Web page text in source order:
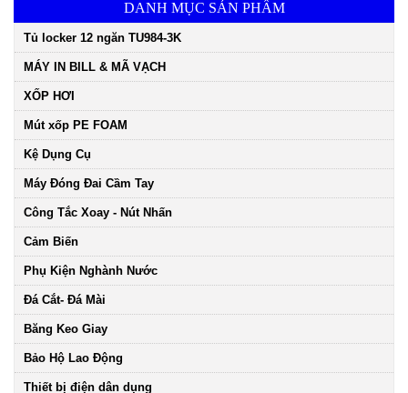
DANH MỤC SẢN PHẨM
Tủ locker 12 ngăn TU984-3K
MÁY IN BILL & MÃ VẠCH
XỐP HƠI
Mút xốp PE FOAM
Kệ Dụng Cụ
Máy Đóng Đai Cầm Tay
Công Tắc Xoay - Nút Nhấn
Cảm Biến
Phụ Kiện Nghành Nước
Đá Cắt- Đá Mài
Băng Keo Giay
Bảo Hộ Lao Động
Thiết bị điện dân dụng